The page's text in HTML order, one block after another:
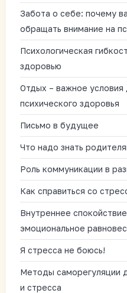
Забота о себе: почему
обращать внимание на
Психологическая
здоровью
Отдых – важное
психического здоровья
Письмо в будущее
Что надо знать
Роль коммуникации в
Как справиться со
Внутреннее
эмоциональное
Я стресса не боюсь!
Методы саморегуляции
и стресса